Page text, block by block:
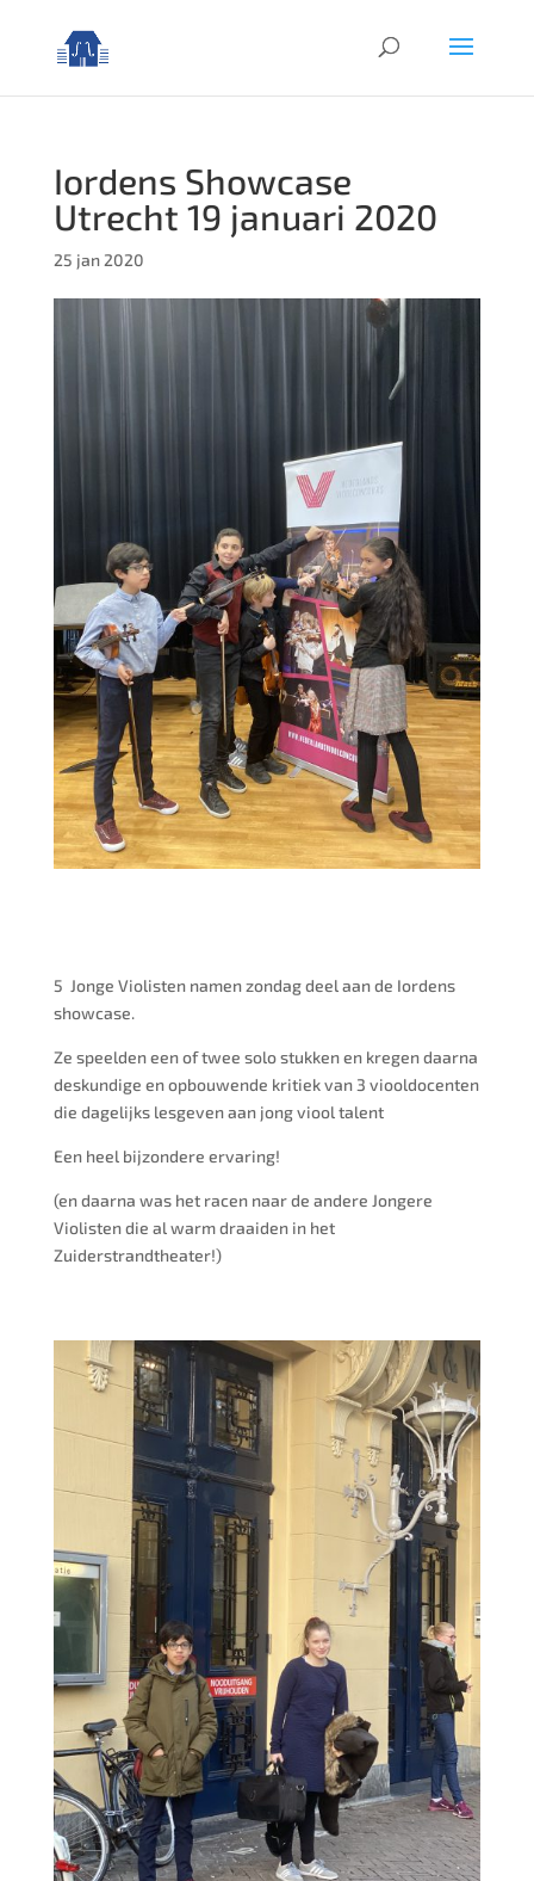
Iordens Showcase
Utrecht 19 januari 2020
25 jan 2020
5 Jonge Violisten namen zondag deel aan de Iordens
showcase.
Ze speelden een of twee solo stukken en kregen daarna
deskundige en opbouwende kritiek van 3 viooldocenten
die dagelijks lesgeven aan jong viool talent
Een heel bijzondere ervaring!
(en daarna was het racen naar de andere Jongere
Violisten die al warm draaiden in het
Zuiderstrandtheater!)